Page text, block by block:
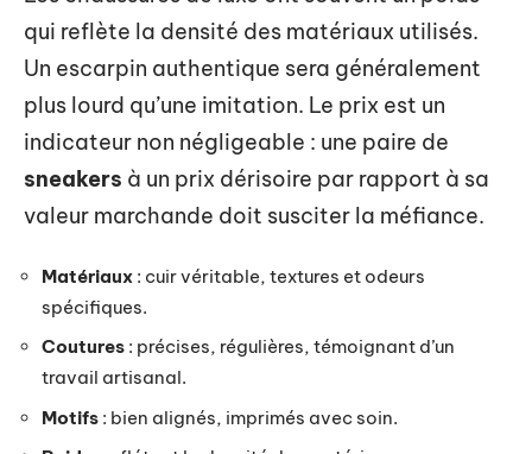
qui reflète la densité des matériaux utilisés.
Un escarpin authentique sera généralement
plus lourd qu’une imitation. Le prix est un
indicateur non négligeable : une paire de
sneakers à un prix dérisoire par rapport à sa
valeur marchande doit susciter la méfiance.
Matériaux : cuir véritable, textures et odeurs
spécifiques.
Coutures : précises, régulières, témoignant d’un
travail artisanal.
Motifs : bien alignés, imprimés avec soin.